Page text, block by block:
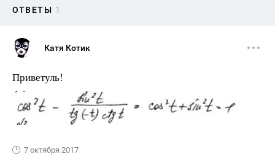
ОТВЕТЫ 1
Катя Котик
Приветуль!
7 октября 2017